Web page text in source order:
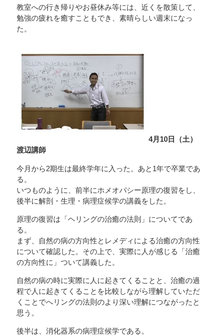
教室への行き帰りやお昼休み等には、近くを散策して、
勉強の疲れを癒すこともでき、素晴らしい週末になっ
た。
4月10日（土）
渡辺講師
今月から2期生は最終学年に入った。あと1年で卒業であ
る。
いつものように、前半にホメオパシー原理の復習をし、
後半に解剖・生理・病理症候学の講義をした。
原理の復習は「ヘリングの治癒の法則」についてであ
る。
まず、自然の病の方向性とレメディによる治癒の方向性
について確認した。その上で、実際に人が感じる「治癒
の方向性に」ついて講義した。
自然の病の時に実際に人に起きてくることと、治癒の過
程で人に起きてくることを比較しながら理解していただ
くことでへリングの法則のより深い理解につながったと
思う。
後半は、消化器系の病理症候学である。